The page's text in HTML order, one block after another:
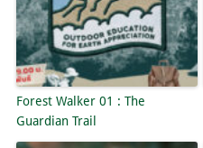
Forest Walker 01 : The
Guardian Trail